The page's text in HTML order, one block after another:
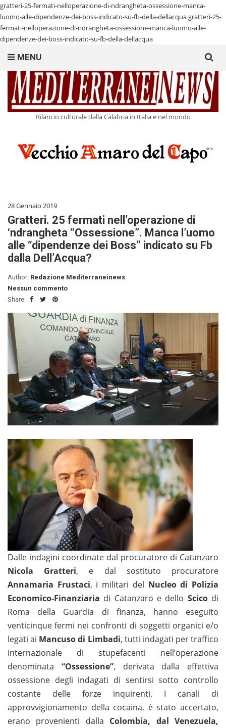
gratteri-25-fermati-nelloperazione-di-ndrangheta-ossessione-manca-
luomo-alle-dipendenze-dei-boss-indicato-su-fb-della-dellacquagratteri-25-
fermati-nelloperazione-di-ndrangheta-ossessione-manca-luomo-alle-
dipendenze-dei-boss-indicato-su-fb-della-dellacqua
Rilancio culturale dalla Calabria in Italia e nel mondo
MENU
for:
28 Gennaio 2019
Gratteri. 25 fermati nell’operazione di
‘ndrangheta “Ossessione”. Manca l’uomo
alle “dipendenze dei Boss” indicato su Fb
dalla Dell’Acqua?
Author: Redazione Mediterraneinews
Nessun commento
Share:
Dalle indagini coordinate dal procuratore di Catanzaro
Nicola Gratteri, e dal sostituto procuratore
Annamaria Frustaci, i militari del Nucleo di Polizia
Economico-Finanziaria di Catanzaro e dello Scicodi
Roma della Guardia di finanza, hanno eseguito
venticinque fermi nei confronti di soggetti organici e/o
legati ai Mancuso di Limbadi, tutti indagati per traffico
internazionale di stupefacenti nell’operazione
denominata “Ossessione”, derivata dalla effettiva
ossessione degli indagati di sentirsi sotto controllo
costante delle forze inquirenti. I canali di
approvvigionamento della cocaina, è stato accertato,
erano provenienti dalla Colombia, dal Venezuela,